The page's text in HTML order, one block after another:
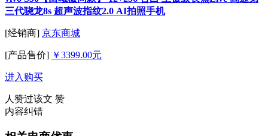
三代骁龙8s 超声波指纹2.0 AI拍照手机
[经销商] 京东商城
[产品售价] ￥3399.00元
进入购买
人赞过该文 赞
内容纠错